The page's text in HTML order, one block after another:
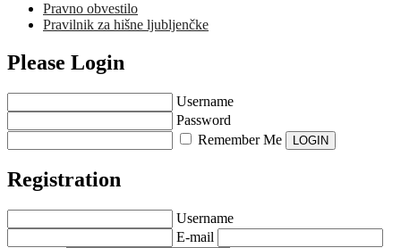
Pravno obvestilo
Pravilnik za hišne ljubljenčke
Please Login
Username
Password
Remember Me
Registration
Username
E-mail